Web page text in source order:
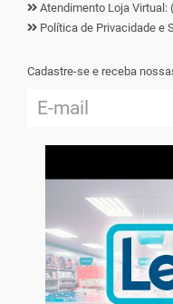
Atendimento Loja Virtual:
Política de Privacidade e
Cadastre-se e receba